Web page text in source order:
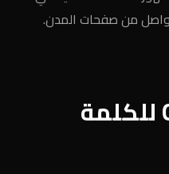
توصيات On-Page للكلمة